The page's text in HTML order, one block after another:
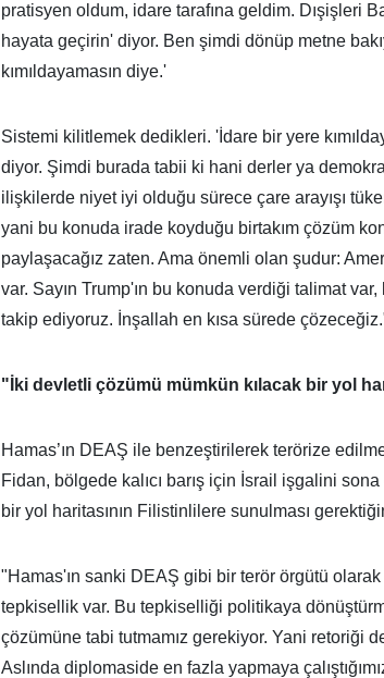
pratisyen oldum, idare tarafına geldim. Dışişleri
hayata geçirin' diyor. Ben şimdi dönüp metne
kımıldayamasın diye.'
Sistemi kilitlemek dedikleri. 'İdare bir yere
diyor. Şimdi burada tabii ki hani derler ya
ilişkilerde niyet iyi olduğu sürece çare arayışı
yani bu konuda irade koyduğu birtakım çözüm
paylaşacağız zaten. Ama önemli olan şudur:
var. Sayın Trump'ın bu konuda verdiği talimat
takip ediyoruz. İnşallah en kısa sürede
"İki devletli çözümü mümkün kılacak bir yol
Hamas’ın DEAŞ ile benzeştirilerek terörize
Fidan, bölgede kalıcı barış için İsrail işgalini
bir yol haritasının Filistinlilere sunulması
"Hamas'ın sanki DEAŞ gibi bir terör örgütü
tepkisellik var. Bu tepkiselliği politikaya
çözümüne tabi tutmamız gerekiyor. Yani retoriği
Aslında diplomaside en fazla yapmaya